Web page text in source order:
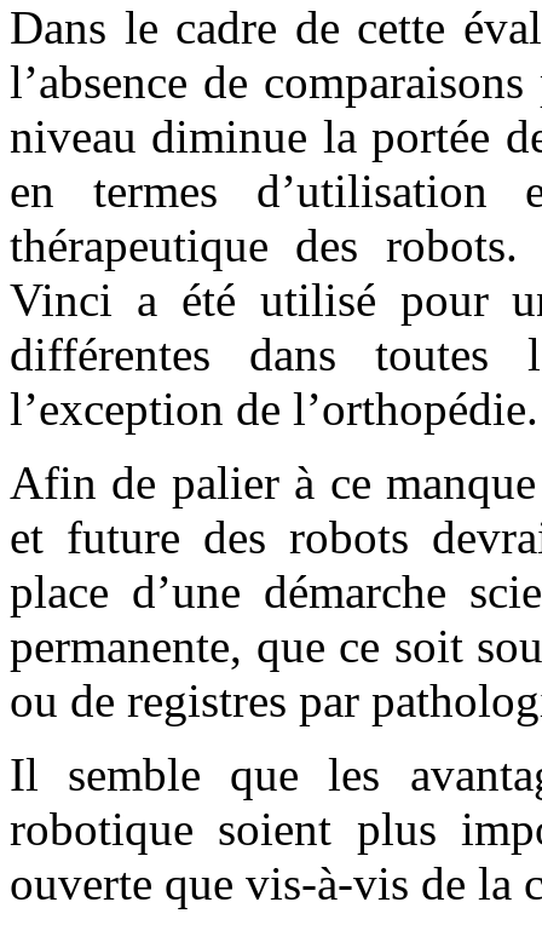
Dans le cadre de cette
l’absence de
niveau diminue la portée
en termes
thérapeutique des
Vinci a été utilisé pour
différentes dans toutes
l’exception de l’orthopédie.
Afin de palier à ce
et future des robots
place d’une démarche
permanente, que ce soit
ou de registres par
Il semble que les
robotique soient plus
ouverte que vis-à-vis de la